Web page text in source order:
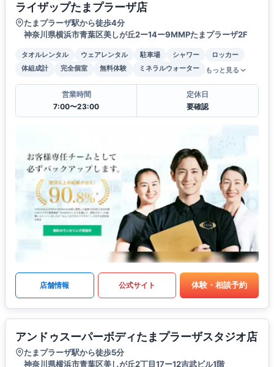
ライザップたまプラーザ店
たまプラーザ駅から徒歩4分
神奈川県横浜市青葉区美しが丘2ー14ー9MMPたまプラーザ2F
タオルレンタル ウェアレンタル 駐車場 シャワー
ロッカー
体組成計
完全個室 無料体験 ミネラルウォーター もっと見る
営業時間
7:00〜23:00
定休日
要確認
店舗情報 公式サイト 体験・相談予約
アンドゥスーパーボディたまプラーザスタジオ店
たまプラーザ駅から徒歩5分
神奈川県横浜市青葉区美しが丘2丁目17ー12吉武ビル1階